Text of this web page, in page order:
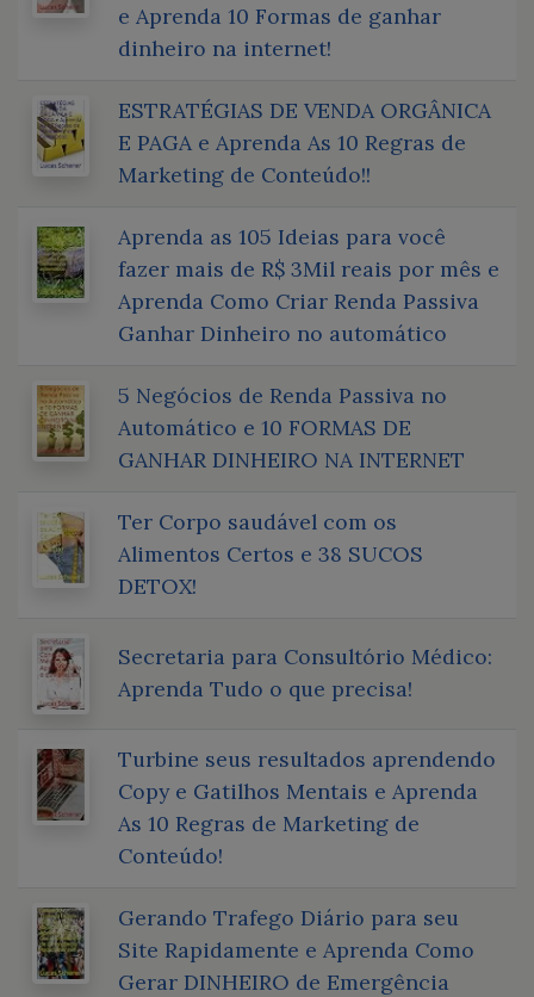
e Aprenda 10 Formas de ganhar
dinheiro na internet!
ESTRATÉGIAS DE VENDA ORGÂNICA
E PAGA e Aprenda As 10 Regras de
Marketing de Conteúdo!!
Aprenda as 105 Ideias para você
fazer mais de R$ 3Mil reais por mês e
Aprenda Como Criar Renda Passiva
Ganhar Dinheiro no automático
5 Negócios de Renda Passiva no
Automático e 10 FORMAS DE
GANHAR DINHEIRO NA INTERNET
Ter Corpo saudável com os
Alimentos Certos e 38 SUCOS
DETOX!
Secretaria para Consultório Médico:
Aprenda Tudo o que precisa!
Turbine seus resultados aprendendo
Copy e Gatilhos Mentais e Aprenda
As 10 Regras de Marketing de
Conteúdo!
Gerando Trafego Diário para seu
Site Rapidamente e Aprenda Como
Gerar DINHEIRO de Emergência